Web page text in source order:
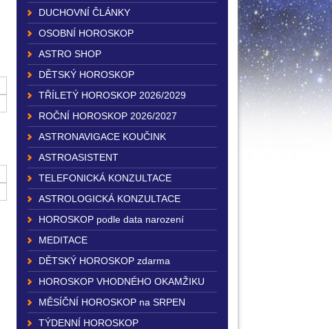
DUCHOVNÍ ČLÁNKY
OSOBNÍ HOROSKOP
ASTRO SHOP
DĚTSKÝ HOROSKOP
TŘÍLETÝ HOROSKOP 2026/2029
ROČNÍ HOROSKOP 2026/2027
ASTRONAVIGACE KOUČINK
ASTROASISTENT
TELEFONICKÁ KONZULTACE
ASTROLOGICKÁ KONZULTACE
HOROSKOP podle data narození
MEDITACE
DĚTSKÝ HOROSKOP zdarma
HOROSKOP VHODNÉHO OKAMŽIKU
MĚSÍČNÍ HOROSKOP na SRPEN
TÝDENNÍ HOROSKOP